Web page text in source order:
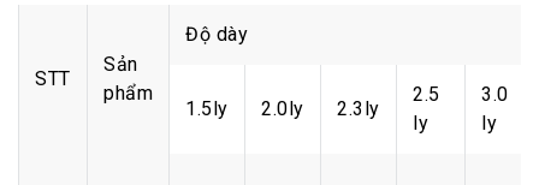
STT
Sản
phẩm
Độ dày
1.5ly 2.0ly 2.3ly
2.5
ly
3.0
ly